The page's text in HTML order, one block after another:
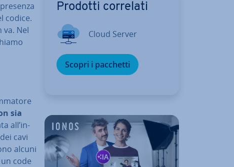
codice.
va. Nel
sia
all’in­
cavi
alcuni
code
Prodotti correlati
Cloud Server
Scopri i pacchetti